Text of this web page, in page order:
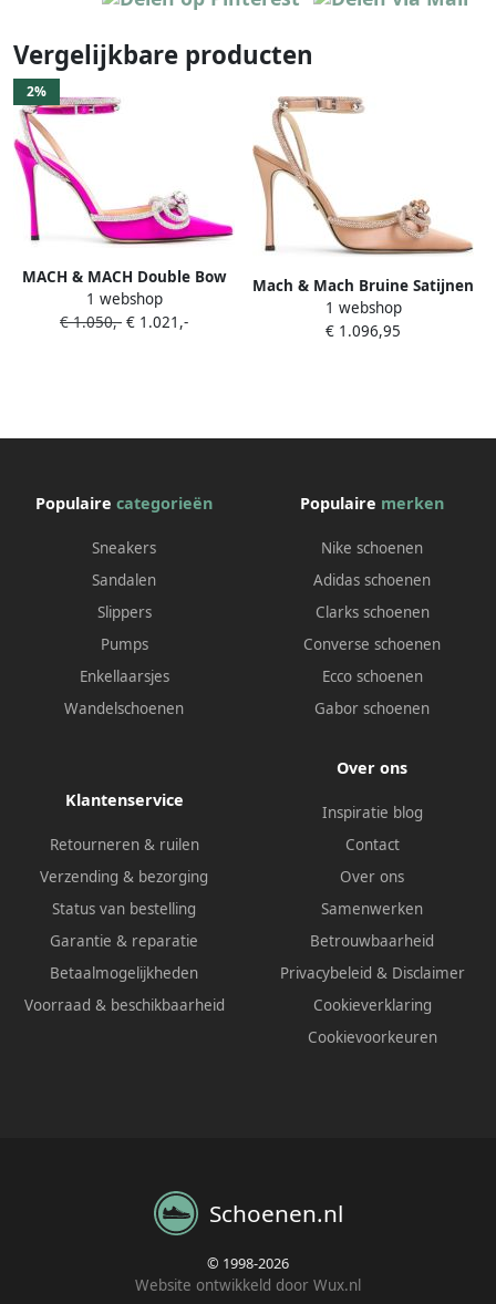
Vergelijkbare producten
2%
MACH & MACH Double Bow
satijnen pumps Roze
1 webshop
€ 1.050,- € 1.021,-
Mach & Mach Bruine Satijnen
Pumps voor Vrouwen
1 webshop
€ 1.096,95
Populaire categorieën
Sneakers
Sandalen
Slippers
Pumps
Enkellaarsjes
Wandelschoenen
Populaire merken
Nike schoenen
Adidas schoenen
Clarks schoenen
Converse schoenen
Ecco schoenen
Gabor schoenen
Klantenservice
Retourneren & ruilen
Verzending & bezorging
Status van bestelling
Garantie & reparatie
Betaalmogelijkheden
Voorraad & beschikbaarheid
Over ons
Inspiratie blog
Contact
Over ons
Samenwerken
Betrouwbaarheid
Privacybeleid & Disclaimer
Cookieverklaring
Cookievoorkeuren
Schoenen.nl
© 1998-2026
Website ontwikkeld door Wux.nl